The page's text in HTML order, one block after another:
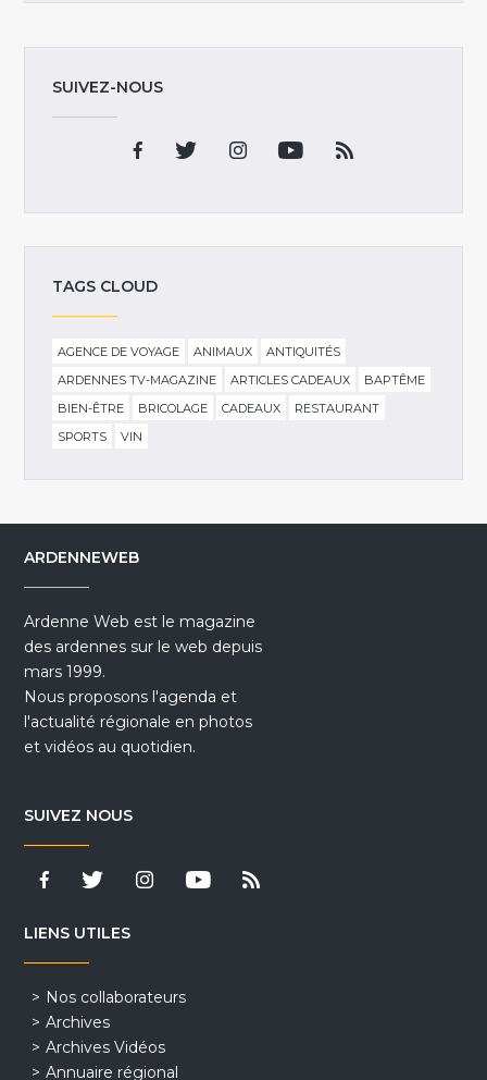
SUIVEZ-NOUS
TAGS CLOUD
AGENCE DE VOYAGE ANIMAUX
ANTIQUITÉS
ARDENNES TV-MAGAZINE
ARTICLES CADEAUX
BAPTÊME
BIEN-ÊTRE
BRICOLAGE CADEAUX
RESTAURANT
SPORTS
VIN
ARDENNEWEB
Ardenne Web est le magazine
des ardennes sur le web depuis
mars 1999.
Nous proposons l'agenda et
l'actualité régionale en photos
et vidéos au quotidien.
SUIVEZ NOUS
LIENS UTILES
Nos collaborateurs
Archives
Archives Vidéos
Annuaire régional